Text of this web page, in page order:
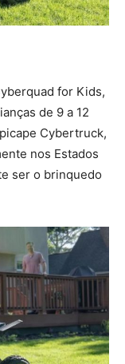
for Kids,
de 9 a 12
Cybertruck,
nos Estados
ser o brinquedo